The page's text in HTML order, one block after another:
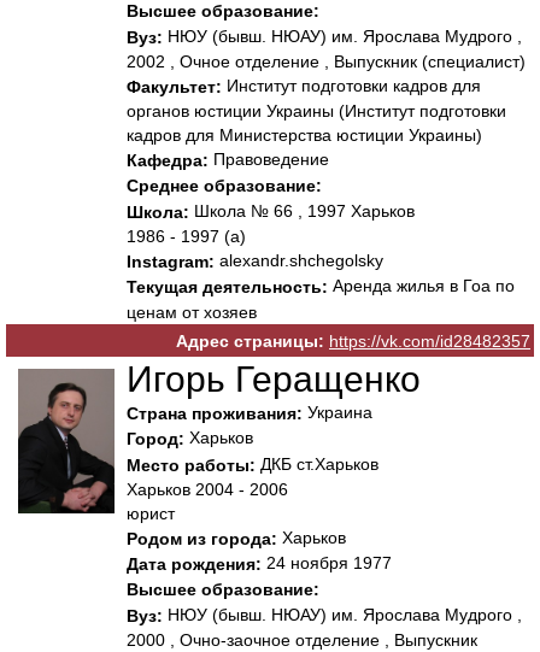
Высшее образование:
Вуз: НЮУ (бывш. НЮАУ) им. Ярослава Мудрого ,
2002 , Очное отделение , Выпускник (специалист)
Факультет: Институт подготовки кадров для
органов юстиции Украины (Институт подготовки
кадров для Министерства юстиции Украины)
Кафедра: Правоведение
Среднее образование:
Школа: Школа № 66 , 1997 Харьков
1986 - 1997 (а)
Instagram: alexandr.shchegolsky
Текущая деятельность: Аренда жилья в Гоа по
ценам от хозяев
Адрес страницы: https://vk.com/id28482357
Игорь Геращенко
Страна проживания: Украина
Город: Харьков
Место работы: ДКБ ст.Харьков
Харьков 2004 - 2006
юрист
Родом из города: Харьков
Дата рождения: 24 ноября 1977
Высшее образование:
Вуз: НЮУ (бывш. НЮАУ) им. Ярослава Мудрого ,
2000 , Очно-заочное отделение , Выпускник